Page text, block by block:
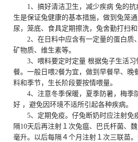
1、搞好清洁卫生，减少疾病 兔的
生是保证兔健康的基本措施，做到兔笼
尿，笼底、食具定期擦洗，兔舍勤打扫和
2、在日料中应含有一定量的蛋白质
矿物质、维生素等。
3、喂料要定时定量 根据兔子生活
餐。一般日喂2餐为宜，做到早餐早、晚
料和季节，生长阶段要按情喂量。
4、注意冬季保暖，夏季防暑，梅季
好 ，避免因环境不适所引起各种疾病。
5、定期免疫。仔兔断奶时应注射免
隔10天后再注射１次兔瘟、巴氏杆菌、
毫升。以后每隔４个月注射１次三联苗